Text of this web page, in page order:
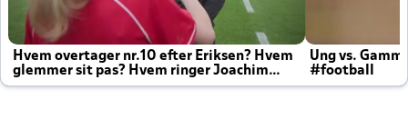
Hvem overtager nr.10 efter Eriksen? Hvem
glemmer sit pas? Hvem ringer Joachim
altid til efter kampe?
Ung vs.
#football